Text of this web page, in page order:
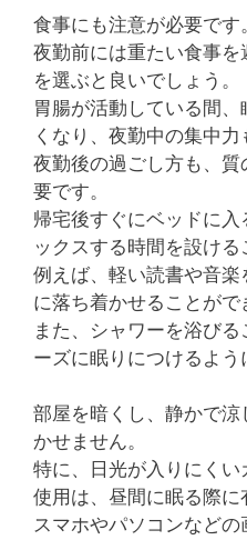
食事にも注意が必要です。
夜勤前には重たい食事
を選ぶと良いでしょう。
胃腸が活動している間
くなり、夜勤中の集中力
夜勤後の過ごし方も、
要です。
帰宅後すぐにベッドに
ックスする時間を設ける
例えば、軽い読書や音
に落ち着かせることがで
また、シャワーを浴び
ーズに眠りにつけるよう
部屋を暗くし、静かで
かせません。
特に、日光が入りにく
使用は、昼間に眠る際に
スマホやパソコンなど